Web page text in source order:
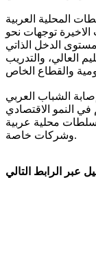
توجهات نحو
دمج الشباب العرب في التعليم العالي، والتدريب
نسبة إصابة الشباب العربي
سلطات محلية عربية
وشركات خاصة.